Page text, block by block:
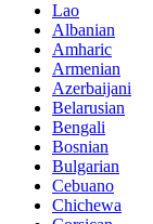
Lao
Albanian
Amharic
Armenian
Azerbaijani
Belarusian
Bengali
Bosnian
Bulgarian
Cebuano
Chichewa